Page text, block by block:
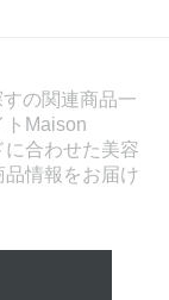
の関連商品一
トMaison
に合わせた美容
情報をお届け